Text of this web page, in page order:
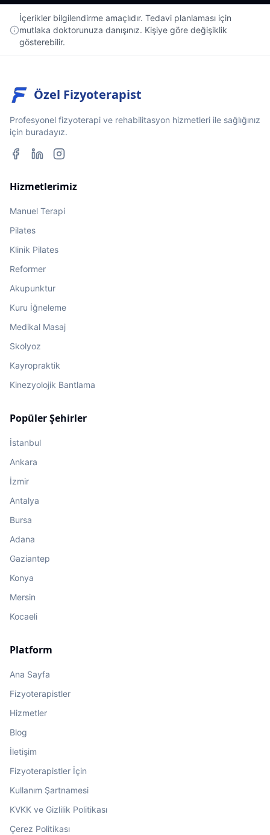
İçerikler bilgilendirme amaçlıdır. Tedavi planlaması için
mutlaka doktorunuza danışınız. Kişiye göre değişiklik
gösterebilir.
Özel Fizyoterapist
Profesyonel fizyoterapi ve rehabilitasyon hizmetleri ile sağlığınız
için buradayız.
Hizmetlerimiz
Manuel Terapi
Pilates
Klinik Pilates
Reformer
Akupunktur
Kuru İğneleme
Medikal Masaj
Skolyoz
Kayropraktik
Kinezyolojik Bantlama
Popüler Şehirler
İstanbul
Ankara
İzmir
Antalya
Bursa
Adana
Gaziantep
Konya
Mersin
Kocaeli
Platform
Ana Sayfa
Fizyoterapistler
Hizmetler
Blog
İletişim
Fizyoterapistler İçin
Kullanım Şartnamesi
KVKK ve Gizlilik Politikası
Çerez Politikası